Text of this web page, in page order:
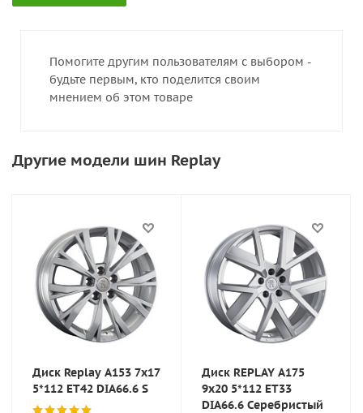
Помогите другим пользователям с выбором -
будьте первым, кто поделится своим
мнением об этом товаре
Другие модели шин Replay
Диск Replay A153 7x17
5*112 ET42 DIA66.6 S
Диск REPLAY A175
9x20 5*112 ET33
DIA66.6 Серебристый